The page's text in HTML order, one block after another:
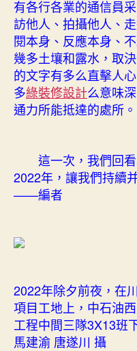
有各行各業的通信員
訪他人、拍攝他人、
閱本身、反應本身、
幾多土壤和露水，取
的文字有多么直擊人
多綠裝修設計么意味
通力所能抵達的處所。
這一次，我們回看
2022年，讓我們持續
——編者
2022年除夕前夜，在
項目工地上，中石油
工程中間三隊3X13班
馬建渝 唐遂川 攝